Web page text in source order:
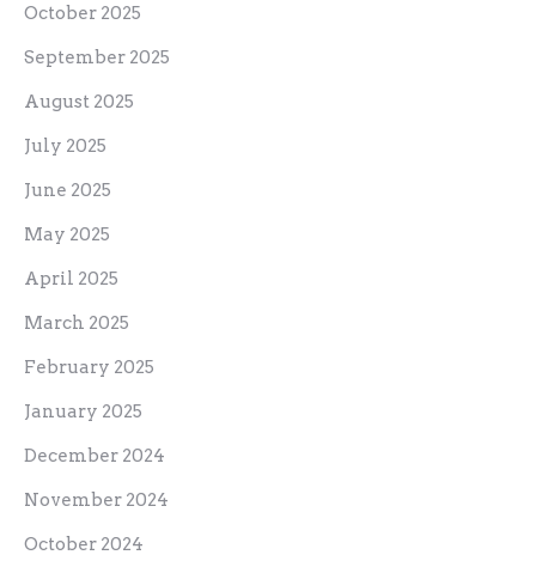
October 2025
September 2025
August 2025
July 2025
June 2025
May 2025
April 2025
March 2025
February 2025
January 2025
December 2024
November 2024
October 2024